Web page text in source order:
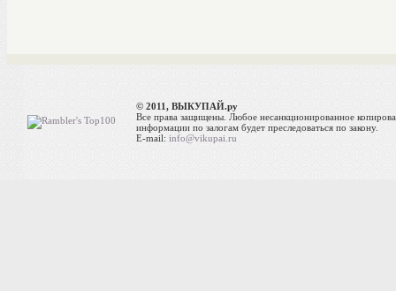
© 2011, ВЫКУПАЙ.ру
Все права защищены. Любое несанкционированное
информации по залогам будет преследоваться по закону.
E-mail:info@vikupai.ru